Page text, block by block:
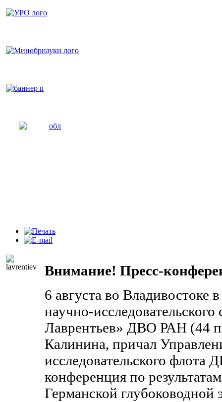
Внимание! Пресс-
6 августа во Владивостоке
научно-
Лаврентьев» ДВО РАН (44
Калинина, причал
исследовательского флота
конференция по
Германской глубоководной